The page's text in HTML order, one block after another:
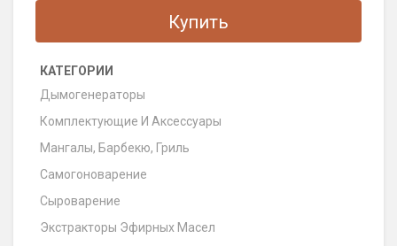
Купить
КАТЕГОРИИ
Дымогенераторы
Комплектующие И Аксессуары
Мангалы, Барбекю, Гриль
Самогоноварение
Сыроварение
Экстракторы Эфирных Масел